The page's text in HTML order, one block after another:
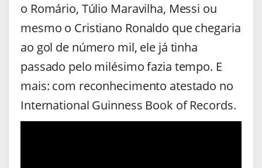
o Romário, Túlio Maravilha, Messi ou
mesmo o Cristiano Ronaldo que chegaria
ao gol de número mil, ele já tinha
passado pelo milésimo fazia tempo. E
mais: com reconhecimento atestado no
International Guinness Book of Records.